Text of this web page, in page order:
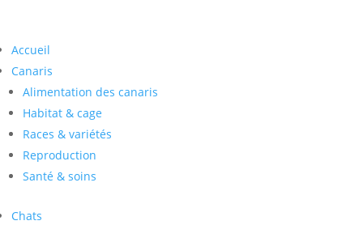
Accueil
Canaris
Alimentation des canaris
Habitat & cage
Races & variétés
Reproduction
Santé & soins
Chats